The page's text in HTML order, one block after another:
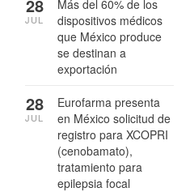
Más del 60% de los
dispositivos médicos
que México produce
se destinan a
exportación
28
JUL
Eurofarma presenta
en México solicitud de
registro para XCOPRI
(cenobamato),
tratamiento para
epilepsia focal
28
JUL